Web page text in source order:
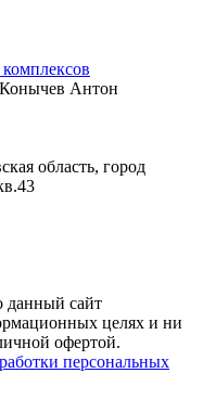
Антон
область, город
данный сайт
целях и ни
офертой.
персональных